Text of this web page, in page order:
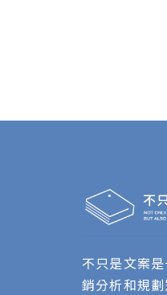
不只是文案
銷分析和規